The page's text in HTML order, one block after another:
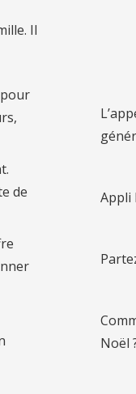
Il
de
Appli
Noël